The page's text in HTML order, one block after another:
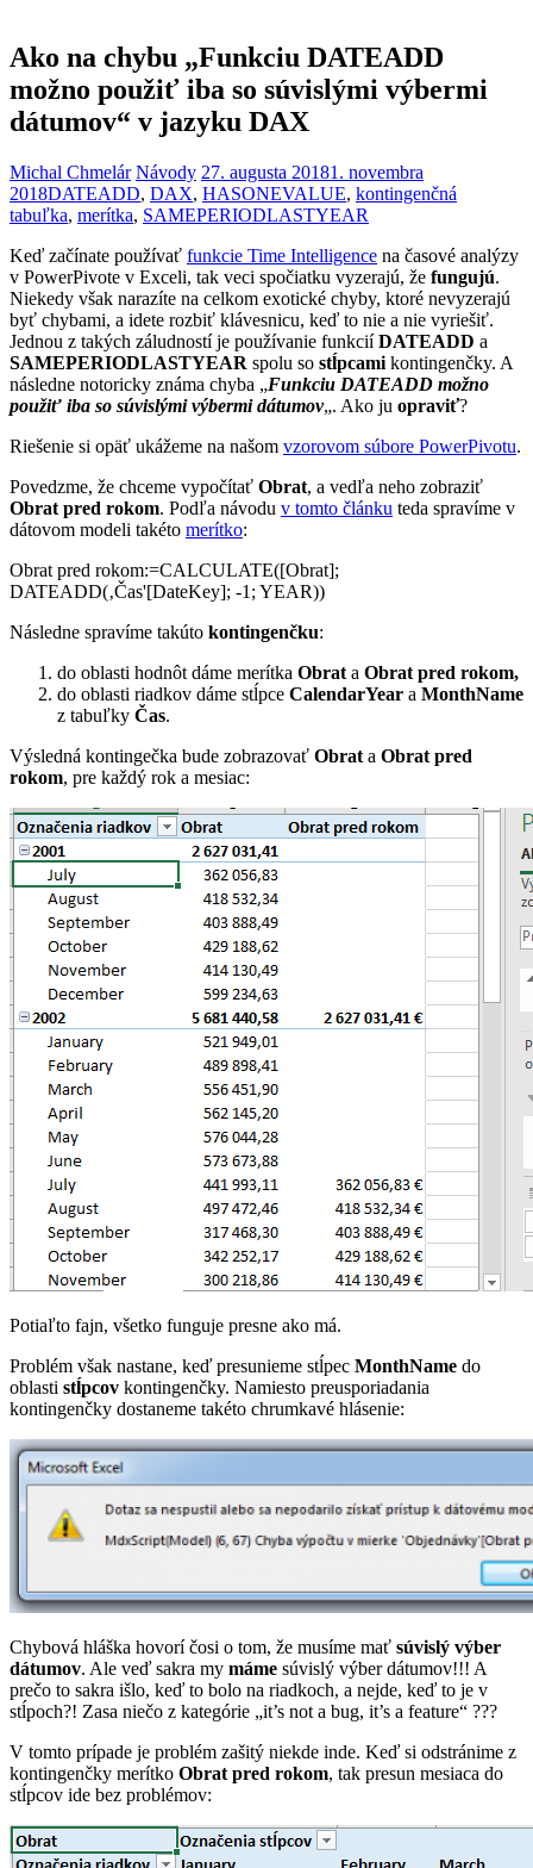
Ako na chybu „Funkciu DATEADD
možno použiť iba so súvislými výbermi
dátumov“ v jazyku DAX
Michal Chmelár Návody 27. augusta 20181. novembra
2018DATEADD, DAX, HASONEVALUE, kontingenčná
tabuľka, merítka, SAMEPERIODLASTYEAR
Keď začínate používať funkcie Time Intelligence na časové analýzy
v PowerPivote v Exceli, tak veci spočiatku vyzerajú, že fungujú.
Niekedy však narazíte na celkom exotické chyby, ktoré nevyzerajú
byť chybami, a idete rozbiť klávesnicu, keď to nie a nie vyriešiť.
Jednou z takých záludností je používanie funkciíDATEADD a
SAMEPERIODLASTYEAR spolu so stĺpcami kontingenčky. A
následne notoricky známa chyba „Funkciu DATEADD možno
použiť iba so súvislými výbermi dátumov„. Ako ju opraviť?
Riešenie si opäť ukážeme na našom vzorovom súbore PowerPivotu.
Povedzme, že chceme vypočítať Obrat, a vedľa neho zobraziť
Obrat pred rokom. Podľa návodu v tomto článku teda spravíme v
dátovom modeli takéto merítko:
Obrat pred rokom:=CALCULATE([Obrat];
DATEADD(‚Čas'[DateKey]; -1; YEAR))
Následne spravíme takúto kontingenčku:
do oblasti hodnôt dáme merítka Obrat a Obrat pred rokom,
do oblasti riadkov dáme stĺpce CalendarYear a MonthName
z tabuľky Čas.
Výsledná kontingečka bude zobrazovať Obrat a Obrat pred
rokom, pre každý rok a mesiac:
Potiaľto fajn, všetko funguje presne ako má.
Problém však nastane, keď presunieme stĺpec MonthName do
oblasti stĺpcov kontingenčky. Namiesto preusporiadania
kontingenčky dostaneme takéto chrumkavé hlásenie:
Chybová hláška hovorí čosi o tom, že musíme mať súvislý výber
dátumov. Ale veď sakra my máme súvislý výber dátumov!!! A
prečo to sakra išlo, keď to bolo na riadkoch, a nejde, keď to je v
stĺpoch?! Zasa niečo z kategórie „it’s not a bug, it’s a feature“ ???
V tomto prípade je problém zašitý niekde inde. Keď si odstránime z
kontingenčky merítko Obrat pred rokom, tak presun mesiaca do
stĺpcov ide bez problémov: